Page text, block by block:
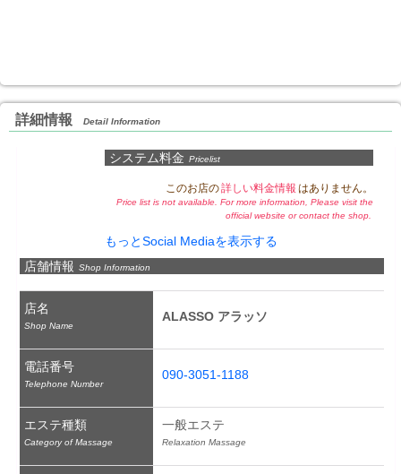
詳細情報 Detail Information
システム料金 Pricelist
このお店の詳しい料金情報 はありません。
Price list is not available. For more information, Please visit the
official website or contact the shop.
もっとSocial Mediaを表示する
店舗情報 Shop Information
店名
Shop Name
ALASSO アラッソ
電話番号
Telephone Number
090-3051-1188
エステ種類
Category of Massage
一般エステ
Relaxation Massage